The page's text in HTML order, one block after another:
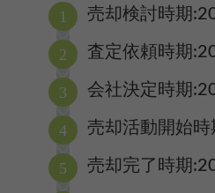
売却検討時期
査定依頼時期
会社決定時期
売却活動開始
売却完了時期